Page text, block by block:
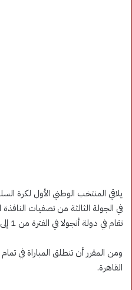
يلاقي المنتخب الوطني الأول لكرة
تقام في دولة أنجولا في الفترة من 1 إلى 5 يوليو الجاري.
ومن المقرر أن تنطلق المباراة في
القاهرة.